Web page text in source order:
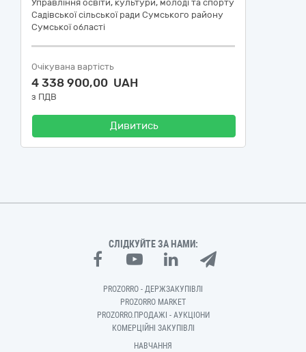
Управління освіти, культури, молоді та спорту
Садівської сільської ради Сумського району
Сумської області
Очікувана вартість
4 338 900,00 UAH
з ПДВ
Дивитись
СЛІДКУЙТЕ ЗА НАМИ:
PROZORRO - ДЕРЖЗАКУПІВЛІ
PROZORRO MARKET
PROZORRO.ПРОДАЖІ - АУКЦІОНИ
КОМЕРЦІЙНІ ЗАКУПІВЛІ
НАВЧАННЯ